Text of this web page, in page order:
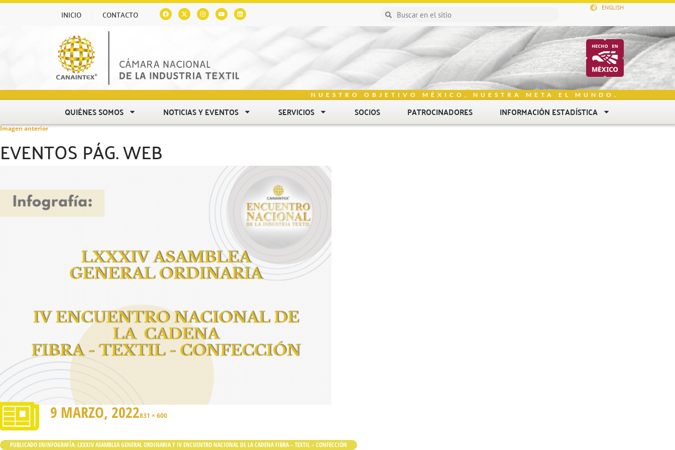
INICIO CONTACTO
ENGLISH
NUESTRO OBJETIVO MÉXICO, NUESTRA META EL MUNDO.
QUIÉNES SOMOS NOTICIAS Y EVENTOS SERVICIOS SOCIOS PATROCINADORES INFORMACIÓN ESTADÍSTICA
Imagen anterior
EVENTOS PÁG. WEB
9 MARZO, 2022831 × 600
PUBLICADO ENINFOGRAFÍA: LXXXIV ASAMBLEA GENERAL ORDINARIA Y IV ENCUENTRO NACIONAL DE LA CADENA FIBRA – TEXTIL – CONFECCIÓN